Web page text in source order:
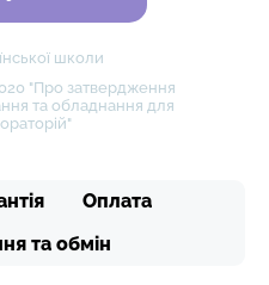
школи
"Про затвердження
та обладнання для
Оплата
та обмін